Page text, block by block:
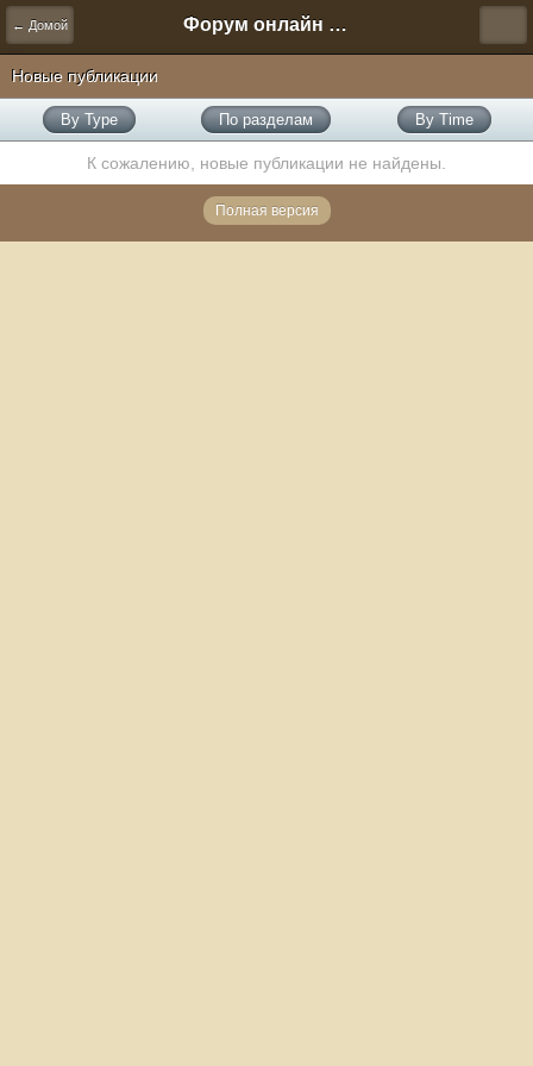
← Домой Форум онлайн игры "Новая Эра" (Нюра Биз)
Новые публикации
By Type По разделам By Time
К сожалению, новые публикации не найдены.
Полная версия